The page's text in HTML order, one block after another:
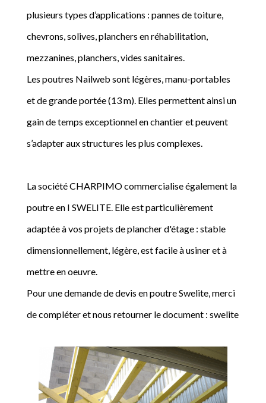
plusieurs types d’applications : pannes de toiture,
chevrons, solives, planchers en réhabilitation,
mezzanines, planchers, vides sanitaires.
Les poutres Nailweb sont légères, manu-portables
et de grande portée (13 m). Elles permettent ainsi un
gain de temps exceptionnel en chantier et peuvent
s’adapter aux structures les plus complexes.
La société CHARPIMO commercialise également la
poutre en I SWELITE. Elle est particulièrement
adaptée à vos projets de plancher d'étage : stable
dimensionnellement, légère, est facile à usiner et à
mettre en oeuvre.
Pour une demande de devis en poutre Swelite, merci
de compléter et nous retourner le document : swelite